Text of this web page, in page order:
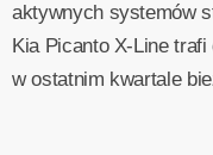
aktywnych systemów
Kia Picanto X-Line
w ostatnim kwartale